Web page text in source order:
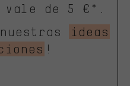
vale de 5 €*.
ideas
!